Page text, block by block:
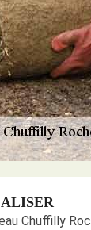
Chuffilly